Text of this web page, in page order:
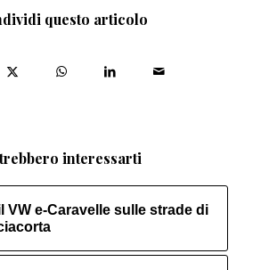
questo articolo
interessarti
VW e-Caravelle sulle strade di